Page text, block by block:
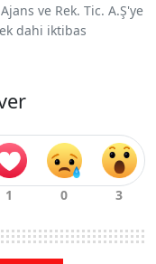
ve Rek. Tic. A.Ş'ye
dahi iktibas